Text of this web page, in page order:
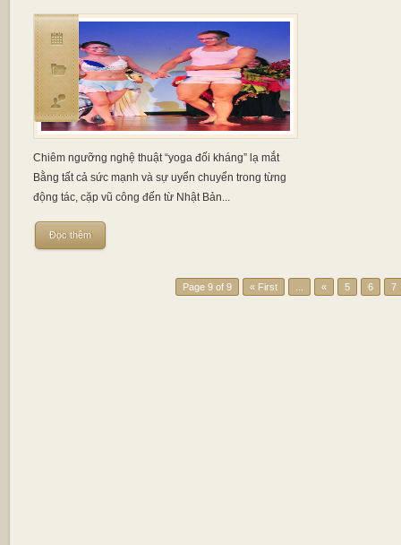
Chiêm ngưỡng nghệ thuật “yoga đối kháng” lạ mắt
Bằng tất cả sức mạnh và sự uyển chuyển trong từng
động tác, cặp vũ công đến từ Nhật Bản...
Đọc thêm
Page 9 of 9 « First « 5 6 7